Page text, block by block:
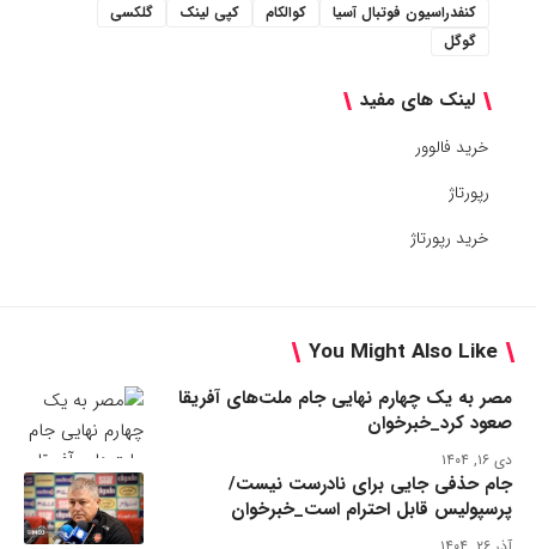
کنفدراسیون فوتبال آسیا
کوالکام کپی لینک
گلکسی
گوگل
لینک های مفید
خرید فالوور
رپورتاژ
خرید رپورتاژ
You Might Also Like
مصر به یک چهارم نهایی جام ملت‌های آفریقا
صعود کرد_خبرخوان
دی ۱۶, ۱۴۰۴
جام حذفی جایی برای نادرست نیست/
پرسپولیس قابل احترام است_خبرخوان